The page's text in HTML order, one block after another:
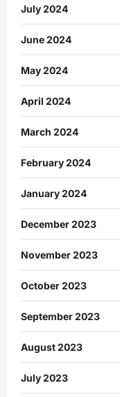
July 2024
June 2024
May 2024
April 2024
March 2024
February 2024
January 2024
December 2023
November 2023
October 2023
September 2023
August 2023
July 2023